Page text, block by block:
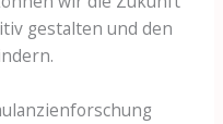
gestalten und den